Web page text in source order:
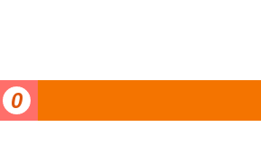
0